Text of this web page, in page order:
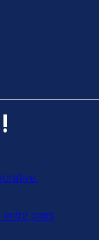
Gran
pairs